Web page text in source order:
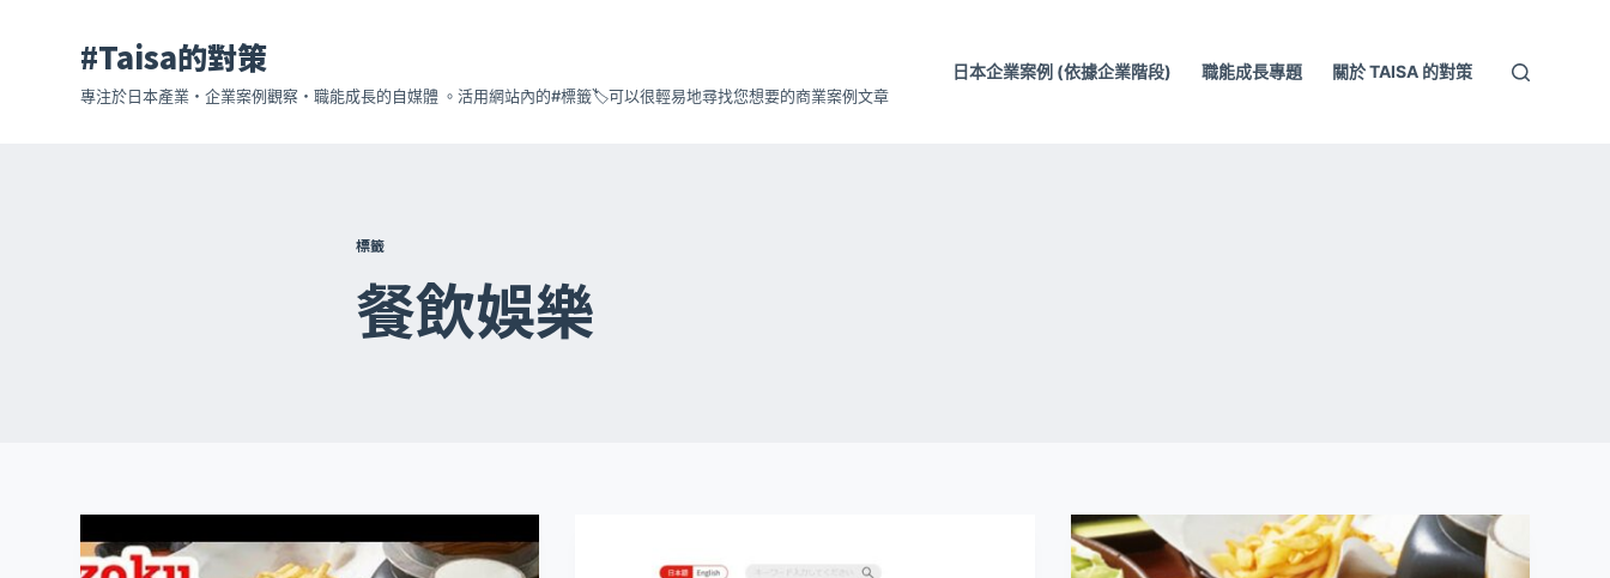
#Taisa的對策
專注於日本產業・企業案例觀察・職能成長的自媒體 。活用網站內的#標籤🏷️可以很輕易地尋找您想要的商業案例文章
日本企業案例 (依據企業階段) 職能成長專題 關於 TAISA 的對策
標籤
餐飲娛樂